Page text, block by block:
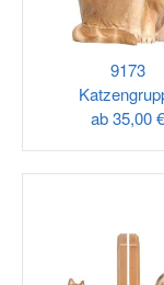
9173
ab35,00 €